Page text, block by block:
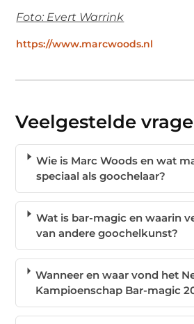
Foto: Evert Warrink
https://www.marcwoods.nl
Veelgestelde
Wie is Marc Woods en wat
speciaal als goochelaar?
Wat is bar-magic en waarin
van andere goochelkunst?
Wanneer en waar vond het
Kampioenschap Bar-magic